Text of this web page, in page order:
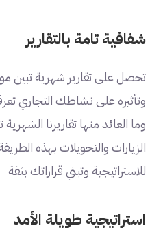
شفافية تامة بالتقارير
تحصل على تقارير شهرية تبين
وتأثيره على نشاطك التجاري
وما العائد منها تقاريرنا
الزيارات والتحويلات بهذه
للاستراتيجية وتبني قراراتك بثقة
استراتيجية طويلة الأمد